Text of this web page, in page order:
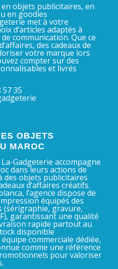
objets publicitaires, en
en goodies
met à votre
d’articles adaptés à
communication. Que ce
des cadeaux de
votre marque lors
compter sur des
et livrés
57 35
OBJETS
MAROC
Gadgeterie accompagne
dans leurs actions de
des objets publicitaires
d’affaires créatifs.
l’agence dispose de
équipés des
(sérigraphie, gravure,
garantissant une qualité
rapide partout au
disponible
commerciale dédiée,
comme une référence
pour valoriser